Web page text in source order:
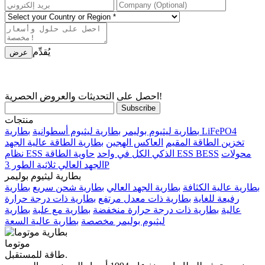
يُقدِّم
احصل على التحديثات والعروض الحصرية!
منتجات
بطارية ليثيوم بوليمر بطارية ليثيوم أسطوانية
بطارية LiFePO4
تخزين الطاقة المقيم
العاكس الهجين بطارية الطاقة عالية الجهد
نظام ESS الذكي الكل في واحد حاوية الطاقة ESS BESS محولات
الجهد العالي ثلاثية الطور 3P
بطارية ليثيوم بوليمر
بطارية عالية الكثافة بطارية الجهد العالي بطارية شحن سريع بطارية
رفيعة للغاية بطارية ذات معدل مرتفع بطارية ذات درجة حرارة
عالية بطارية ذات درجة حرارة منخفضة بطارية مع علبة بطارية
ليثيوم بوليمر مخصصة بطارية عالية السعة
موتوما
طاقة للمستقبل.